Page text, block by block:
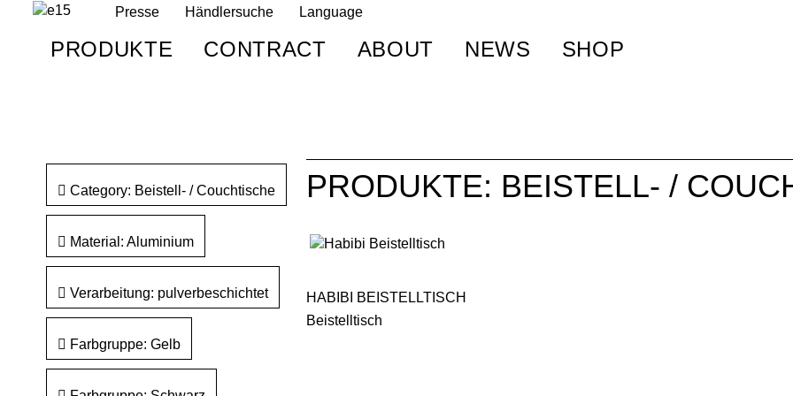
Presse Händlersuche Language
PRODUKTE CONTRACT ABOUT NEWS SHOP
Category: Beistell- / Couchtische
Material: Aluminium
Verarbeitung: pulverbeschichtet
Farbgruppe: Gelb
PRODUKTE: BEISTELL- /
HABIBI BEISTELLTISCH
Beistelltisch